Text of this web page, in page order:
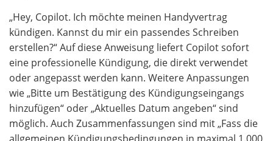
„Hey, Copilot. Ich möchte meinen Handyvertrag
kündigen. Kannst du mir ein passendes Schreiben
erstellen?“ Auf diese Anweisung liefert Copilot sofort
eine professionelle Kündigung, die direkt verwendet
oder angepasst werden kann. Weitere Anpassungen
wie „Bitte um Bestätigung des Kündigungseingangs
hinzufügen“ oder „Aktuelles Datum angeben“ sind
möglich. Auch Zusammenfassungen sind mit „Fass die